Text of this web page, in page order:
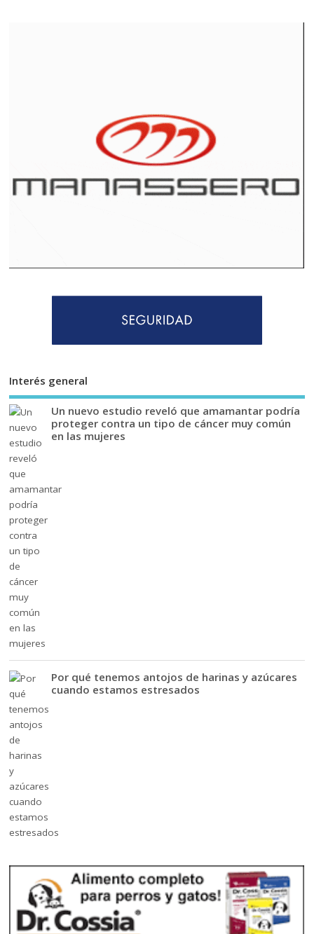
Interés general
Un nuevo estudio reveló que amamantar podría
proteger contra un tipo de cáncer muy común
en las mujeres
Por qué tenemos antojos de harinas y azúcares
cuando estamos estresados